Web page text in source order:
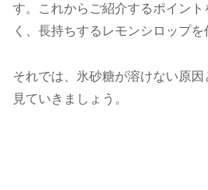
す。これからご紹介するポイン
く、長持ちするレモンシロップを
それでは、氷砂糖が溶けない原因
見ていきましょう。